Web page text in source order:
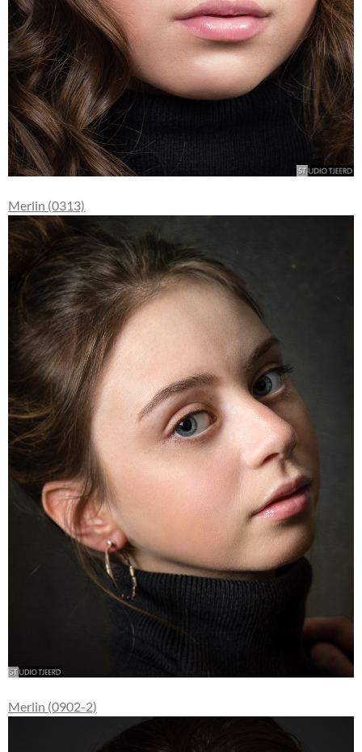
Merlin (0313)
Merlin (0902-2)